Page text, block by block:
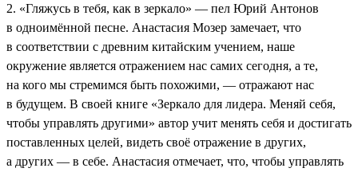
2. «Гляжусь в тебя, как в зеркало» — пел Юрий Антонов
в одноимённой песне. Анастасия Мозер замечает, что
в соответствии с древним китайским учением, наше
окружение является отражением нас самих сегодня, а те,
на кого мы стремимся быть похожими, — отражают нас
в будущем. В своей книге «Зеркало для лидера. Меняй себя,
чтобы управлять другими» автор учит менять себя и достигать
поставленных целей, видеть своё отражение в других,
а других — в себе. Анастасия отмечает, что, чтобы управлять